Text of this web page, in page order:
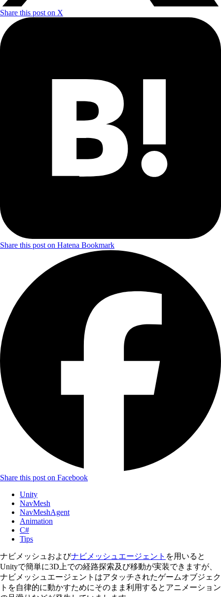
Share this post on X
Share this post on Hatena Bookmark
Share this post on Facebook
Unity
NavMesh
NavMeshAgent
Animation
C#
Tips
ナビメッシュおよびナビメッシュエージェント を用いると
Unityで簡単に3D上での経路探索及び移動が実装できますが、
ナビメッシュエージェントはアタッチされたゲームオブジェク
トを自律的に動かすためにそのまま利用するとアニメーション